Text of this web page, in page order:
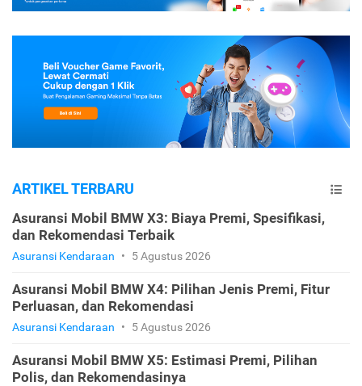
ARTIKEL TERBARU
Asuransi Mobil BMW X3: Biaya Premi, Spesifikasi,
dan Rekomendasi Terbaik
Asuransi Kendaraan • 5 Agustus 2026
Asuransi Mobil BMW X4: Pilihan Jenis Premi, Fitur
Perluasan, dan Rekomendasi
Asuransi Kendaraan • 5 Agustus 2026
Asuransi Mobil BMW X5: Estimasi Premi, Pilihan
Polis, dan Rekomendasinya